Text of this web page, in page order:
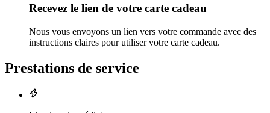
Recevez le lien de votre carte cadeau
Nous vous envoyons un lien vers votre commande avec des
instructions claires pour utiliser votre carte cadeau.
Prestations de service